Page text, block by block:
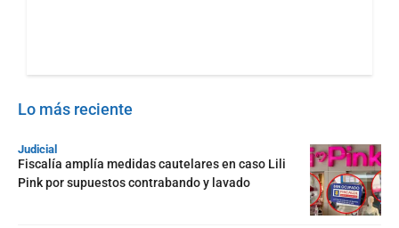
Lo más reciente
Judicial
Fiscalía amplía medidas cautelares en caso Lili
Pink por supuestos contrabando y lavado